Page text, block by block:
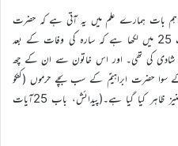
اہم بات ہمارے علم میں یہ آتی ہے کہ حضرت
ہاجرہ کا صفاتی نام قطورہ تھا۔ پیدائش کے باب 25 میں لکھا ہے کہ سارہ کی وفات کے بعد
شادی کی تھی۔ اور اس خاتون سے ان کے چھ
سوا حضرت ابراہیمؑ کے سب بچے حرموں (کنکو
بائنز) کے بچےتھے۔ اس طرح قطورہ کو بھی کنیز ظاہر کیا گیا ہے۔(پیدائش، باب 25آیات